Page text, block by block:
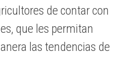
de contar con
que les permitan
las tendencias de